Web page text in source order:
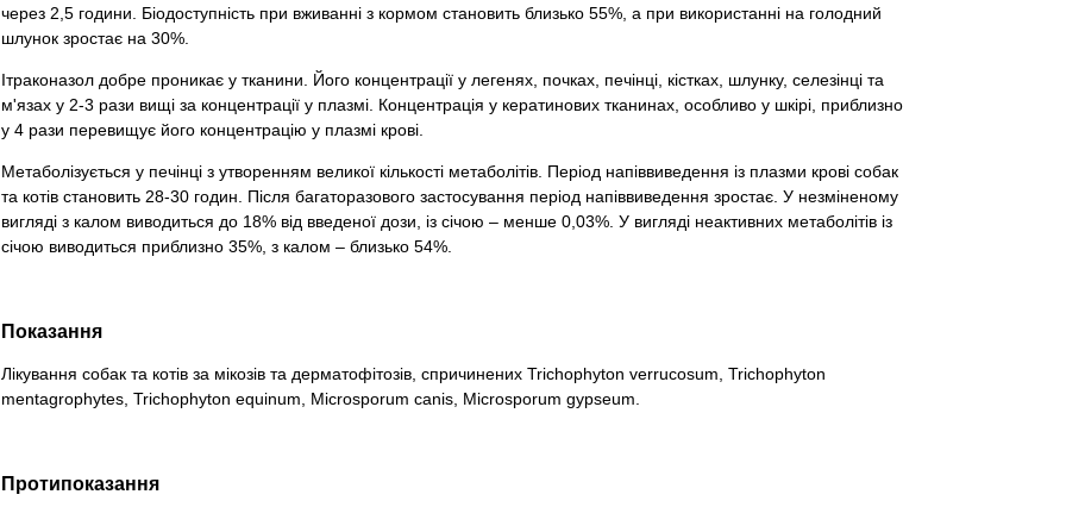
через 2,5 години. Біодоступність при вживанні з кормом становить близько 55%, а при використанні на голодний
шлунок зростає на 30%.
Ітраконазол добре проникає у тканини. Його концентрації у легенях, почках, печінці, кістках, шлунку, селезінці та
м'язах у 2-3 рази вищі за концентрації у плазмі. Концентрація у кератинових тканинах, особливо у шкірі, приблизно
у 4 рази перевищує його концентрацію у плазмі крові.
Метаболізується у печінці з утворенням великої кількості метаболітів. Період напіввиведення із плазми крові собак
та котів становить 28-30 годин. Після багаторазового застосування період напіввиведення зростає. У незміненому
вигляді з калом виводиться до 18% від введеної дози, із січою – менше 0,03%. У вигляді неактивних метаболітів із
січою виводиться приблизно 35%, з калом – близько 54%.
Показання
Лікування собак та котів за мікозів та дерматофітозів, спричинених Trichophyton verrucosum, Trichophyton
mentagrophytes, Trichophyton equinum, Microsporum canis, Microsporum gypseum.
Протипоказання